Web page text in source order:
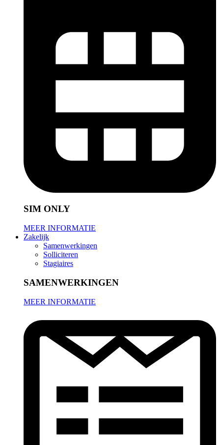
SIM ONLY
MEER INFORMATIE
Zakelijk
Samenwerkingen
Solliciteren
Stagiaires
SAMENWERKINGEN
MEER INFORMATIE